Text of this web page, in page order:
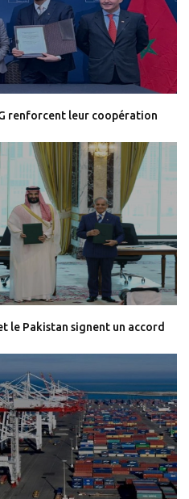
renforcent leur coopération
le Pakistan signent un accord